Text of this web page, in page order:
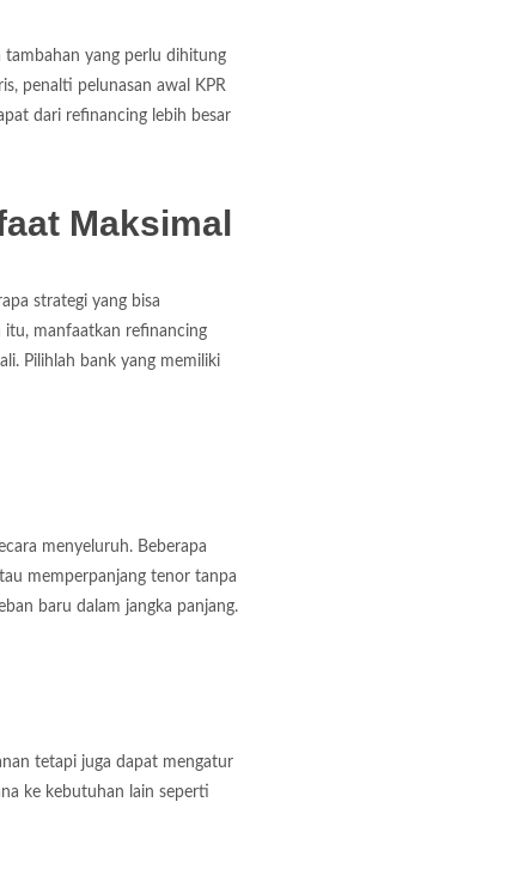
tambahan yang perlu dihitung
penalti pelunasan awal KPR
dari refinancing lebih besar
Maksimal
strategi yang bisa
itu, manfaatkan refinancing
Pilihlah bank yang memiliki
menyeluruh. Beberapa
memperpanjang tenor tanpa
baru dalam jangka panjang.
tetapi juga dapat mengatur
ke kebutuhan lain seperti